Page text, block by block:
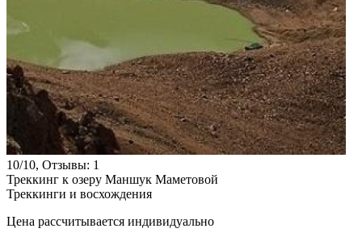
10/10, Отзывы: 1
Треккинг к озеру Маншук Маметовой
Треккинги и восхождения
Цена рассчитывается индивидуально